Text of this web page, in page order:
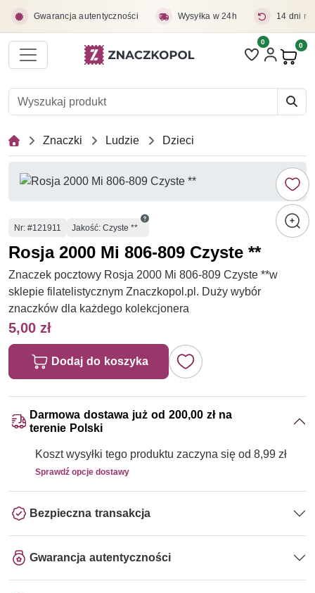
Gwarancja autentyczności Wysyłka w 24h 14 dni
Liczba pozycji
0 0
Znaczki Ludzie Dzieci
Numer
Nr: #121911 Jakość: Czyste **
Rosja 2000 Mi 806-809 Czyste **
Znaczek pocztowy Rosja 2000 Mi 806-809 Czyste **w
sklepie filatelistycznym Znaczkopol.pl. Duży wybór
znaczków dla każdego kolekcjonera
5,00 zł
Dodaj do koszyka
Darmowa dostawa już od 200,00 zł na
terenie Polski
Koszt wysyłki tego produktu zaczyna się od 8,99 zł
Sprawdź opcje dostawy
Bezpieczna transakcja
Gwarancja autentyczności